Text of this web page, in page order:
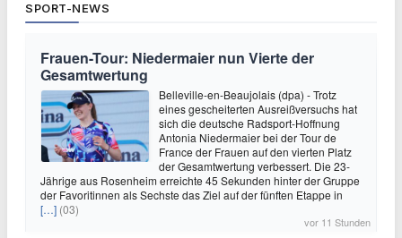
SPORT-NEWS
Frauen-Tour: Niedermaier nun Vierte der
Gesamtwertung
Belleville-en-Beaujolais (dpa) - Trotz
eines gescheiterten Ausreißversuchs hat
sich die deutsche Radsport-Hoffnung
Antonia Niedermaier bei der Tour de
France der Frauen auf den vierten Platz
der Gesamtwertung verbessert. Die 23-
Jährige aus Rosenheim erreichte 45 Sekunden hinter der Gruppe
der Favoritinnen als Sechste das Ziel auf der fünften Etappe in
[…] (03)
vor 11 Stunden